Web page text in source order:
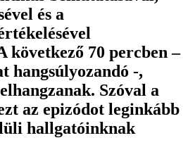
és a
következő 70 percben –
hangsúlyozandó -,
Szóval a
az epizódot leginkább
hallgatóinknak